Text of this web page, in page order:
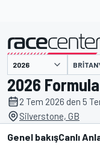
2026
2 Tem 2026 den 5
Silverstone, GB
Genel bakışCanlı